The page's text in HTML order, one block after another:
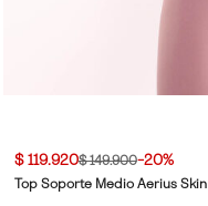
$ 119.920$ 149.900-20%
Top Soporte Medio Aerius Skin